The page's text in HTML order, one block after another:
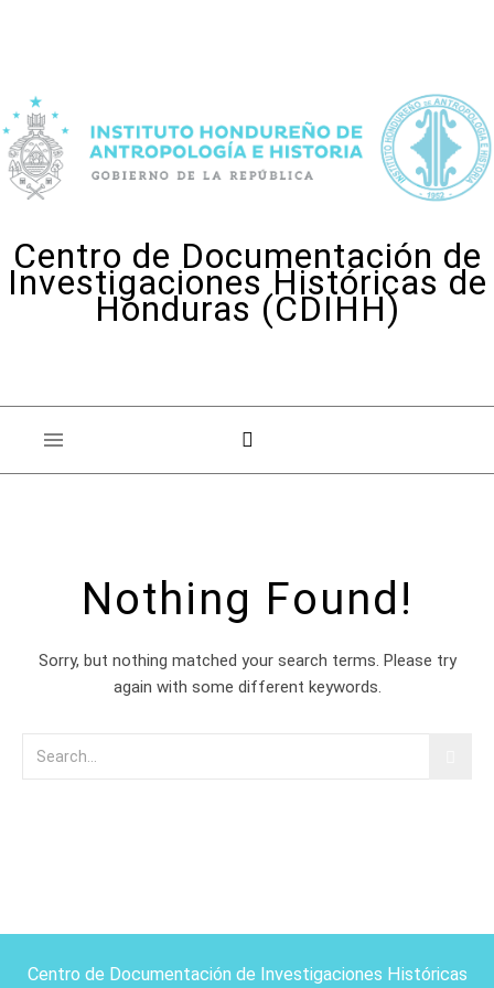
Centro de Documentación de
Investigaciones Históricas de
Honduras (CDIHH)
Nothing Found!
Sorry, but nothing matched your search terms. Please try
again with some different keywords.
Centro de Documentación de Investigaciones Históricas